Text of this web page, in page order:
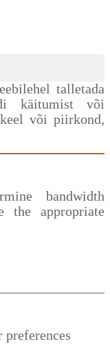
talletada
käitumist või
või piirkond,
bandwidth
the appropriate